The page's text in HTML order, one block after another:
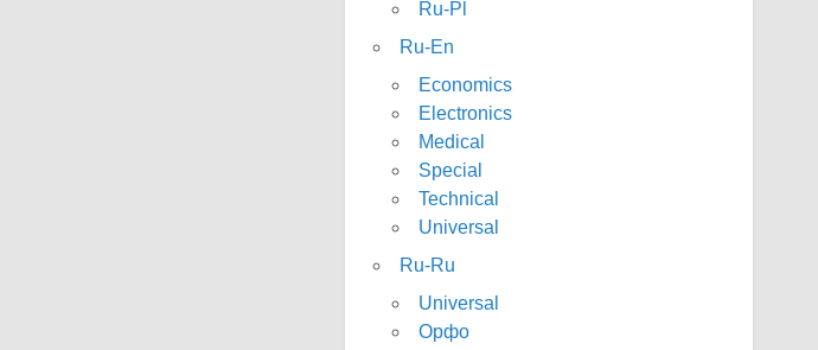
Ru-Pl
Ru-En
Economics
Electronics
Medical
Special
Technical
Universal
Ru-Ru
Universal
Орфо